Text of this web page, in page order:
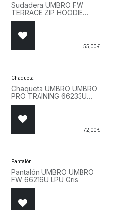
Sudadera UMBRO FW
TERRACE ZIP HOODIE
66063U 060 Negro
55,00€
Chaqueta
Chaqueta UMBRO UMBRO
PRO TRAINING 66233U
LL7 Azul
72,00€
Pantalón
Pantalón UMBRO UMBRO
FW 66216U LPU Gris